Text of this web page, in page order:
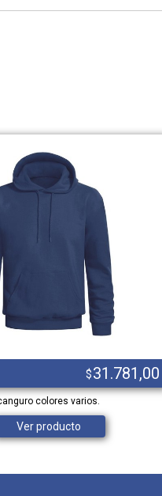
$31.781,00
colores varios.
Ver producto